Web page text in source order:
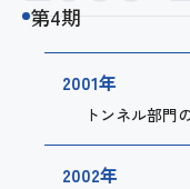
第4期
2001年
トンネル部門
2002年